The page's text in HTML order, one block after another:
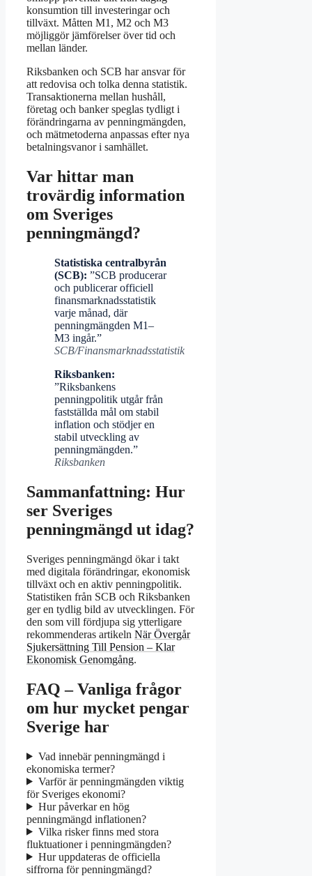
konsumtion till investeringar och
tillväxt. Måtten M1, M2 och M3
möjliggör jämförelser över tid och
mellan länder.
Riksbanken och SCB har ansvar för
att redovisa och tolka denna statistik.
Transaktionerna mellan hushåll,
företag och banker speglas tydligt i
förändringarna av penningmängden,
och mätmetoderna anpassas efter nya
betalningsvanor i samhället.
Var hittar man
trovärdig information
om Sveriges
penningmängd?
Statistiska centralbyrån
(SCB): ”SCB producerar
och publicerar officiell
finansmarknadsstatistik
varje månad, där
penningmängden M1–
M3 ingår.”
SCB/Finansmarknadsstatistik
Riksbanken:
”Riksbankens
penningpolitik utgår från
fastställda mål om stabil
inflation och stödjer en
stabil utveckling av
penningmängden.”
Riksbanken
Sammanfattning: Hur
ser Sveriges
penningmängd ut idag?
Sveriges penningmängd ökar i takt
med digitala förändringar, ekonomisk
tillväxt och en aktiv penningpolitik.
Statistiken från SCB och Riksbanken
ger en tydlig bild av utvecklingen. För
den som vill fördjupa sig ytterligare
rekommenderas artikeln När Övergår
Sjukersättning Till Pension – Klar
Ekonomisk Genomgång.
FAQ – Vanliga frågor
om hur mycket pengar
Sverige har
Vad innebär penningmängd i
ekonomiska termer?
Varför är penningmängden viktig
för Sveriges ekonomi?
Hur påverkar en hög
penningmängd inflationen?
Vilka risker finns med stora
fluktuationer i penningmängden?
Hur uppdateras de officiella
siffrorna för penningmängd?